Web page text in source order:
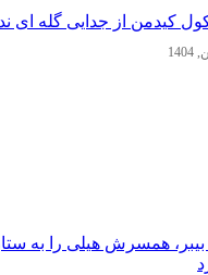
کیدمن از جدایی گله ای
همسرش هیلی را به